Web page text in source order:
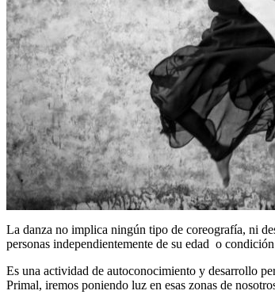
La danza no implica ningún tipo de coreografía, ni
personas independientemente de su edad o
Es una actividad de autoconocimiento y desarrollo
Primal, iremos poniendo luz en esas zonas de